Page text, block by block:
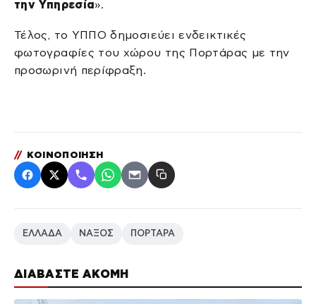
ΔΙΑΒΑΣΤΕ ΑΚΟΜΗ
την Υπηρεσία».
Τέλος, το ΥΠΠΟ δημοσιεύει ενδεικτικές
φωτογραφίες του χώρου της Πορτάρας με την
προσωρινή περίφραξη.
// ΚΟΙΝΟΠΟΙΗΣΗ
ΕΛΛΑΔΑ ΝΑΞΟΣ ΠΟΡΤΑΡΑ